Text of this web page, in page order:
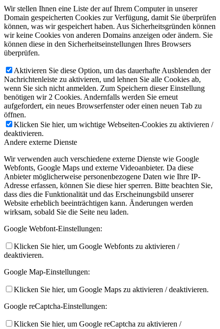
Wir stellen Ihnen eine Liste der auf Ihrem Computer in unserer
Domain gespeicherten Cookies zur Verfügung, damit Sie überprüfen
können, was wir gespeichert haben. Aus Sicherheitsgründen können
wir keine Cookies von anderen Domains anzeigen oder ändern. Sie
können diese in den Sicherheitseinstellungen Ihres Browsers
überprüfen.
Aktivieren Sie diese Option, um das dauerhafte Ausblenden der
Nachrichtenleiste zu aktivieren, und lehnen Sie alle Cookies ab,
wenn Sie sich nicht anmelden. Zum Speichern dieser Einstellung
benötigen wir 2 Cookies. Andernfalls werden Sie erneut
aufgefordert, ein neues Browserfenster oder einen neuen Tab zu
öffnen.
Klicken Sie hier, um wichtige Webseiten-Cookies zu aktivieren /
deaktivieren.
Andere externe Dienste
Wir verwenden auch verschiedene externe Dienste wie Google
Webfonts, Google Maps und externe Videoanbieter. Da diese
Anbieter möglicherweise personenbezogene Daten wie Ihre IP-
Adresse erfassen, können Sie diese hier sperren. Bitte beachten Sie,
dass dies die Funktionalität und das Erscheinungsbild unserer
Website erheblich beeinträchtigen kann. Änderungen werden
wirksam, sobald Sie die Seite neu laden.
Google Webfont-Einstellungen:
Klicken Sie hier, um Google Webfonts zu aktivieren /
deaktivieren.
Google Map-Einstellungen:
Klicken Sie hier, um Google Maps zu aktivieren / deaktivieren.
Google reCaptcha-Einstellungen:
Klicken Sie hier, um Google reCaptcha zu aktivieren /